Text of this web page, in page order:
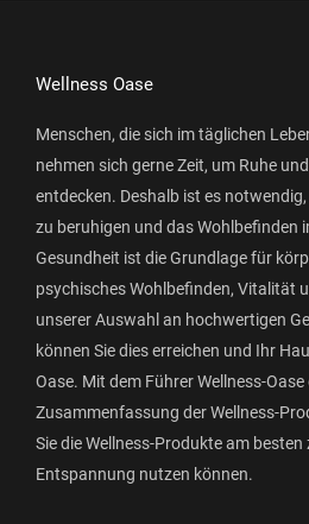
Wellness Oase
Menschen, die sich im täglichen
nehmen sich gerne Zeit, um Ruhe
entdecken. Deshalb ist es
zu beruhigen und das Wohlbefinden
Gesundheit ist die Grundlage für
psychisches Wohlbefinden, Vitalität
unserer Auswahl an hochwertigen
können Sie dies erreichen und Ihr
Oase. Mit dem Führer Wellness-Oase
Zusammenfassung der Wellness-
Sie die Wellness-Produkte am
Entspannung nutzen können.